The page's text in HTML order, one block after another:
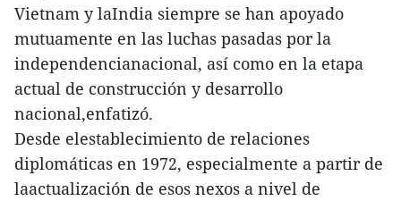
Vietnam y laIndia siempre se han apoyado
mutuamente en las luchas pasadas por la
independencianacional, así como en la etapa
actual de construcción y desarrollo
nacional,enfatizó.
Desde elestablecimiento de relaciones
diplomáticas en 1972, especialmente a partir de
laactualización de esos nexos a nivel de